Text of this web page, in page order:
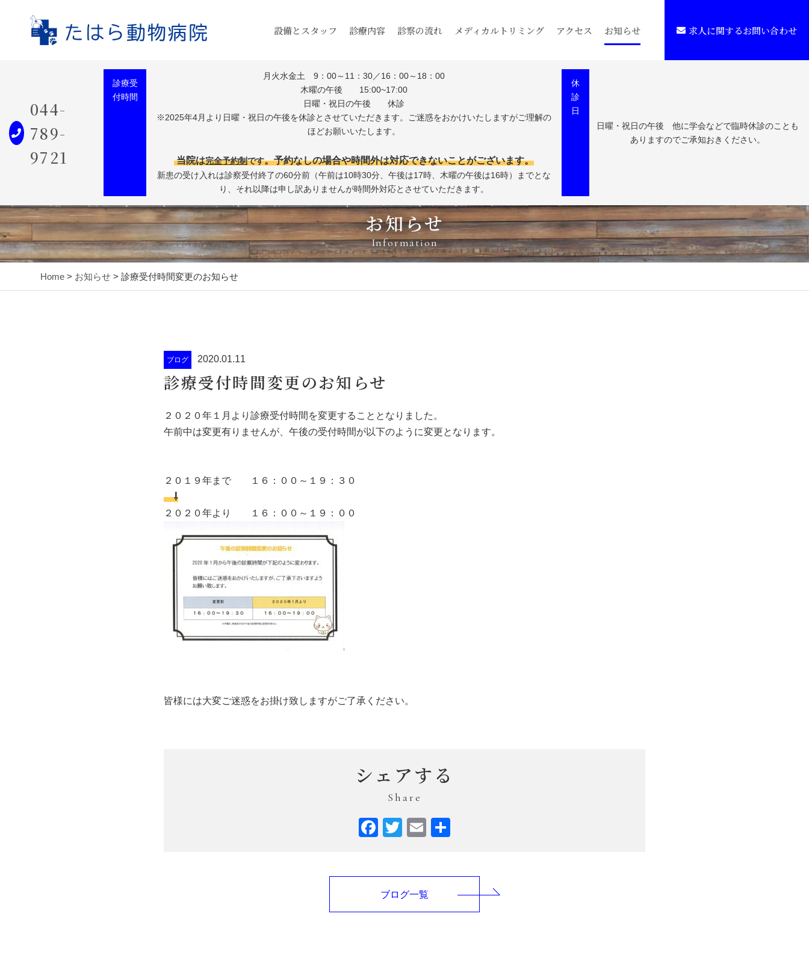
設備とスタッフ 診療内容 診察の流れ メディカルトリミング アクセス お知らせ 求人に関するお問い合わせ
お知らせ
Information
044-
789-
9721
診療受
付時間
月火水金土 9：00～11：30／16：00～18：00
木曜の午後 15:00~17:00
日曜・祝日の午後 休診
※2025年4月より日曜・祝日の午後を休診とさせていただきます。ご迷惑をおかけいたしますがご理解の
ほどお願いいたします。
当院は完全予約制です。予約なしの場合や時間外は対応できないことがございます。
新患の受け入れは診察受付終了の60分前（午前は10時30分、午後は17時、木曜の午後は16時）までとな
り、それ以降は申し訳ありませんが時間外対応とさせていただきます。
休
診
日
日曜・祝日の午後 他に学会などで臨時休診のことも
ありますのでご承知おきください。
Home > お知らせ > 診療受付時間変更のお知らせ
ブログ 2020.01.11
診療受付時間変更のお知らせ
２０２０年１月より診療受付時間を変更することとなりました。
午前中は変更有りませんが、午後の受付時間が以下のように変更となります。
２０１９年まで １６：００～１９：３０
⇩
２０２０年より １６：００～１９：００
皆様には大変ご迷惑をお掛け致しますがご了承ください。
シェアする
Share
Facebook
TwitterEmail
ブログ一覧